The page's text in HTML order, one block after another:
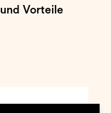
Vorteile